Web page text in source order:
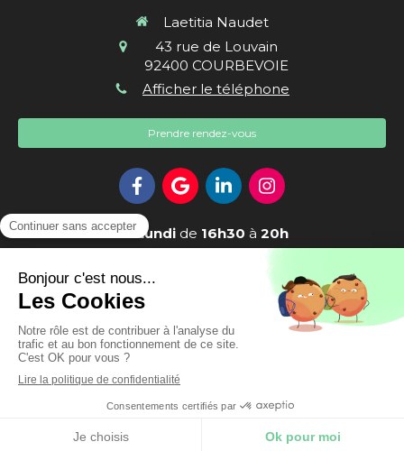
Laetitia Naudet
43 rue de Louvain
92400 COURBEVOIE
Afficher le téléphone
Prendre rendez-vous
Le Lundi de 16h30 à 20h
LeMercrediet 18h30 à20h30
LeVendredi
20h30
Le Samedi de 9h 13h30
Création et référencement du site par Simplébo
Ce site est parrainé par laChambre Syndicale de la
Sophrologie